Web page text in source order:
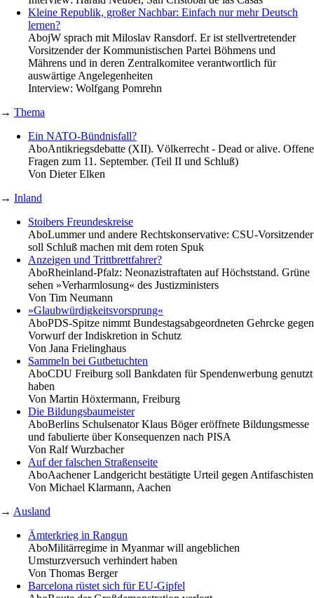
Kleine Republik, großer Nachbar: Einfach nur mehr Deutsch
lernen?
AbojW sprach mit Miloslav Ransdorf. Er ist stellvertretender
Vorsitzender der Kommunistischen Partei Böhmens und
Mährens und in deren Zentralkomitee verantwortlich für
auswärtige Angelegenheiten
Interview: Wolfgang Pomrehn
→ Thema
Ein NATO-Bündnisfall?
AboAntikriegsdebatte (XII). Völkerrecht - Dead or alive. Offene
Fragen zum 11. September. (Teil II und Schluß)
Von Dieter Elken
→ Inland
Stoibers Freundeskreise
AboLummer und andere Rechtskonservative: CSU-Vorsitzender
soll Schluß machen mit dem roten Spuk
Anzeigen und Trittbrettfahrer?
AboRheinland-Pfalz: Neonazistraftaten auf Höchststand. Grüne
sehen »Verharmlosung« des Justizministers
Von Tim Neumann
»Glaubwürdigkeitsvorsprung«
AboPDS-Spitze nimmt Bundestagsabgeordneten Gehrcke gegen
Vorwurf der Indiskretion in Schutz
Von Jana Frielinghaus
Sammeln bei Gutbetuchten
AboCDU Freiburg soll Bankdaten für Spendenwerbung genutzt
haben
Von Martin Höxtermann, Freiburg
Die Bildungsbaumeister
AboBerlins Schulsenator Klaus Böger eröffnete Bildungsmesse
und fabulierte über Konsequenzen nach PISA
Von Ralf Wurzbacher
Auf der falschen Straßenseite
AboAachener Landgericht bestätigte Urteil gegen Antifaschisten
Von Michael Klarmann, Aachen
→ Ausland
Ämterkrieg in Rangun
AboMilitärregime in Myanmar will angeblichen
Umsturzversuch verhindert haben
Von Thomas Berger
Barcelona rüstet sich für EU-Gipfel